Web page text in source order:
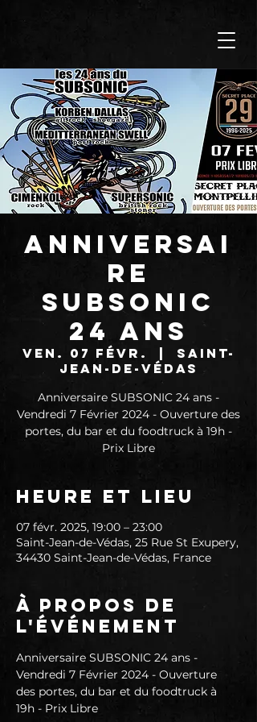
ANNIVERSAI
RE
SUBSONIC
24 ANS
ven. 07 févr.
Saint-
Jean-de-Védas
Anniversaire SUBSONIC 24 ans -
Vendredi 7 Février 2024 - Ouverture des
portes, du bar et du foodtruck à 19h -
Heure et lieu
07 févr. 2025, 19:00 – 23:00
Saint-Jean-de-Védas, 25 Rue St Exupery,
34430 Saint-Jean-de-Védas, France
À propos de
l'événement
Anniversaire SUBSONIC 24 ans -
Vendredi 7 Février 2024 - Ouverture
des portes, du bar et du foodtruck à
19h - Prix Libre